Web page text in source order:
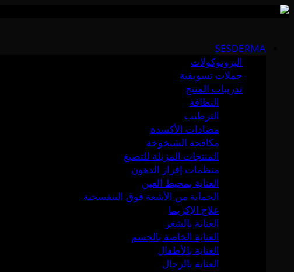
content
SESDERMA
البروتوكولات
حملات تسويقية
تدريبات المنتج
النظافة
الترطيب
مضادات الأكسدة
مكافحة الشيخوخة
المنتجات المزيلة للتصبغ
منظمات إفراز الدهون
العناية بمحيط العين
الحماية من الأشعة فوق البنفسجية
علاج الإكزيما
العناية بالشعر
العناية الخاصة بالجسم
العناية بالأطفال
العناية بالرجال